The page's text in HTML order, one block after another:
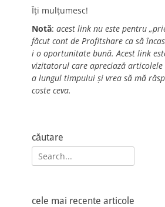
Îți mulțumesc!
Notă: acest link nu este pentru
făcut cont de Profitshare ca să
i o oportunitate bună. Acest link
vizitatorul care apreciază articolele
a lungul timpului și vrea să mă
coste ceva.
căutare
Search
for:
cele mai recente articole